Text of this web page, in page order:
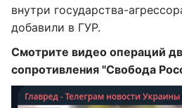
внутри государства-
добавили в ГУР.
Смотрите видео операций
сопротивления "Свобода